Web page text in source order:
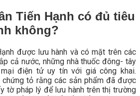
Tiến Hạnh có đủ tiêu
không?
được lưu hành và có mặt trên các
cả nước, những nhà thuốc đông- tây
điện tử uy tín với giá công khai.
chứng tỏ rằng các sản phẩm đã được
tờ pháp lý để lưu hành trên thị trường